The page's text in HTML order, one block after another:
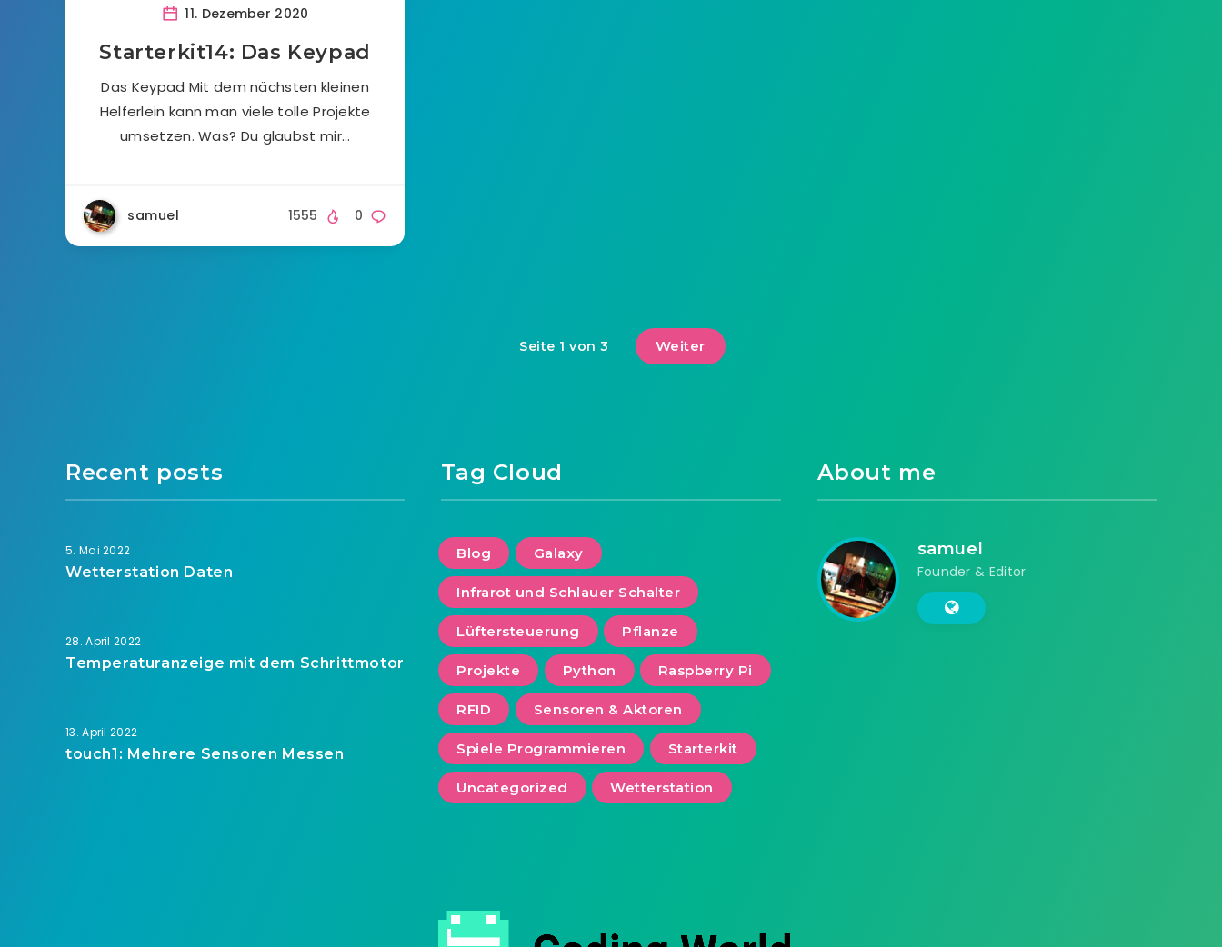
11. Dezember 2020
Starterkit14: Das Keypad
Das Keypad Mit dem nächsten kleinen
Helferlein kann man viele tolle Projekte
umsetzen. Was? Du glaubst mir…
samuel 0
1555
Seite 1 von 3 Weiter
Recent posts
5. Mai 2022
Wetterstation Daten
28. April 2022
Temperaturanzeige mit dem Schrittmotor
13. April 2022
touch1: Mehrere Sensoren Messen
Tag Cloud
Blog Galaxy
Infrarot und Schlauer Schalter
Lüftersteuerung Pflanze
Projekte Python Raspberry Pi
RFID Sensoren & Aktoren
Spiele Programmieren Starterkit
Uncategorized Wetterstation
About me
samuel
Founder & Editor